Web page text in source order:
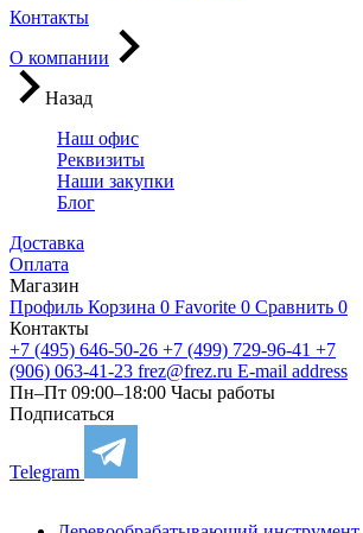
Контакты
О компании
Назад
Наш офис
Реквизиты
Наши закупки
Блог
Доставка
Оплата
Магазин
Профиль Корзина 0 Favorite 0 Сравнить 0
Контакты
+7 (495) 646-50-26 +7 (499) 729-96-41 +7
(906) 063-41-23 frez@frez.ru E-mail address
Пн–Пт 09:00–18:00 Часы работы
Подписаться
Telegram